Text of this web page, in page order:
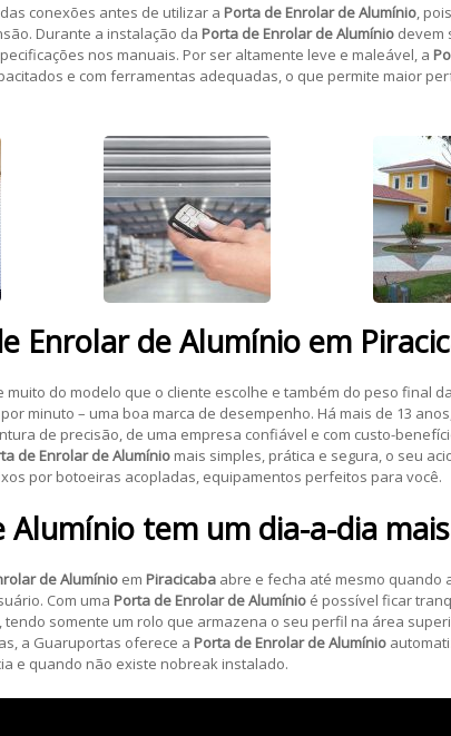
conexões antes de utilizar a Porta de Enrolar de Alumínio ,
Durante a instalação da Porta de Enrolar de Alumínio devem
nos manuais. Por ser altamente leve e maleável, a
e com ferramentas adequadas, o que permite maior
Enrolar de Alumínio em
muito do modelo que o cliente escolhe e também do peso final
minuto – uma boa marca de desempenho. Há mais de 13
de precisão, de uma empresa confiável e com custo-
de Enrolar de Alumínio mais simples, prática e segura, o seu
por botoeiras acopladas, equipamentos perfeitos para você.
Alumínio tem um dia-a-dia
de Alumínio em Piracicaba abre e fecha até mesmo quando
Com uma Porta de Enrolar de Alumínio é possível ficar
somente um rolo que armazena o seu perfil na área
a Guaruportas oferece a Porta de Enrolar de Alumínio
e quando não existe nobreak instalado.